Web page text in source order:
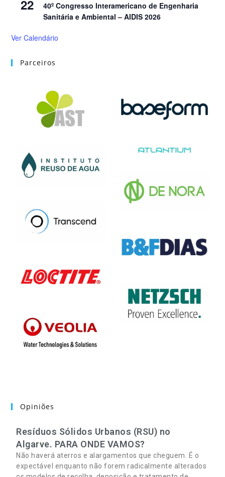
22
40º Congresso Interamericano de Engenharia
Sanitária e Ambiental – AIDIS 2026
Ver Calendário
Parceiros
Opiniões
Resíduos Sólidos Urbanos (RSU) no
Algarve. PARA ONDE VAMOS?
Não haverá aterros e alargamentos que cheguem. É o
expectável enquanto não forem radicalmente alterados